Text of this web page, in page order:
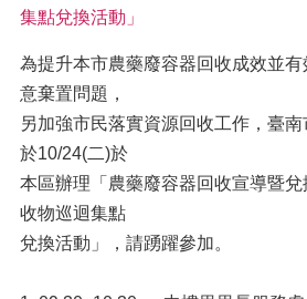
集點兌換活動」
為提升本市農藥廢容器回收成效並
意棄置問題，
另加強市民落實資源回收工作，臺
於10/24(二)於
本區辦理「農藥廢容器回收宣導暨
收物巡迴集點
兌換活動」，請踴躍參加。